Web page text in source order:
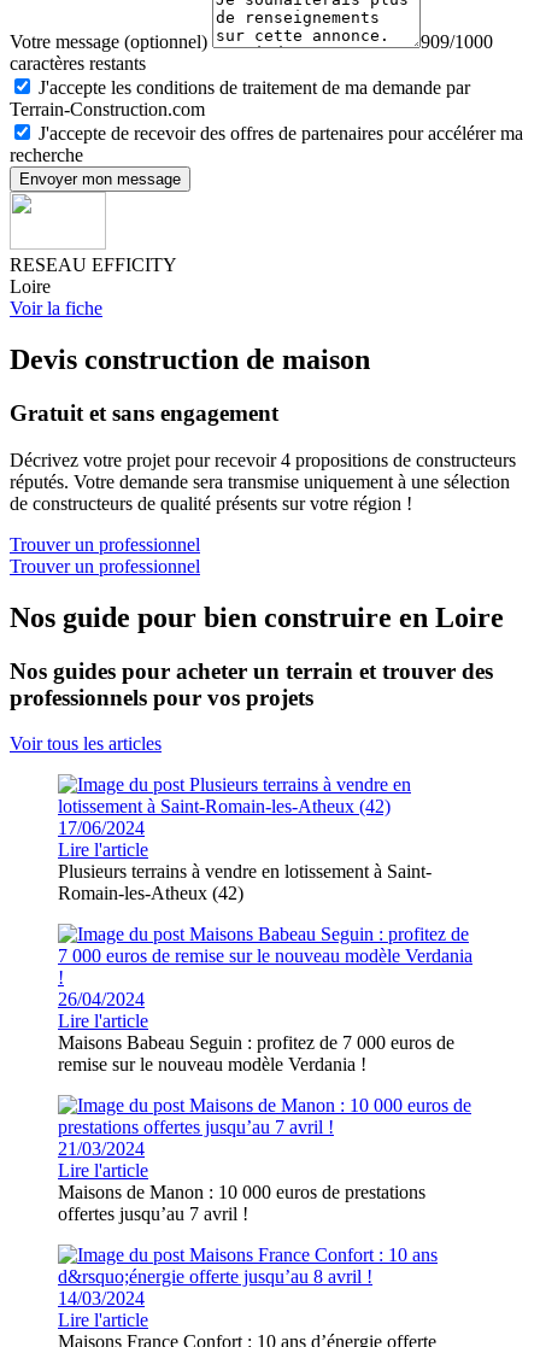
Votre message (optionnel)
909/1000
caractères restants
J'accepte les conditions de traitement de ma demande par
Terrain-Construction.com
J'accepte de recevoir des offres de partenaires pour accélérer ma
recherche
Envoyer mon message
RESEAU EFFICITY
Loire
Voir la fiche
Devis construction de maison
Gratuit et sans engagement
Décrivez votre projet pour recevoir 4 propositions de constructeurs
réputés. Votre demande sera transmise uniquement à une sélection
de constructeurs de qualité présents sur votre région !
Trouver un professionnel
Trouver un professionnel
Nos guide pour bien construire en Loire
Nos guides pour acheter un terrain et trouver des
professionnels pour vos projets
Voir tous les articles
17/06/2024
Lire l'article
Plusieurs terrains à vendre en lotissement à Saint-
Romain-les-Atheux (42)
26/04/2024
Lire l'article
Maisons Babeau Seguin : profitez de 7 000 euros de
remise sur le nouveau modèle Verdania !
21/03/2024
Lire l'article
Maisons de Manon : 10 000 euros de prestations
offertes jusqu’au 7 avril !
14/03/2024
Lire l'article
Maisons France Confort : 10 ans d’énergie offerte